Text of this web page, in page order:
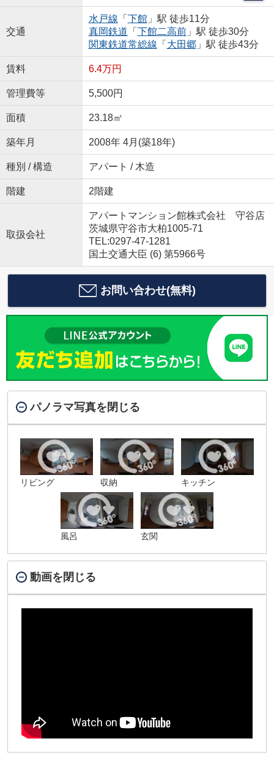
交通
水戸線 「 下館」駅 徒歩11分
真岡鉄道 「 下館二高前」駅 徒歩30分
関東鉄道常総線 「 大田郷」駅 徒歩43分
賃料 6.4万円
管理費等 5,500円
面積 23.18㎡
築年月 2008年 4月(築18年)
種別 / 構造 アパート / 木造
階建 2階建
取扱会社
アパートマンション館株式会社 守谷店
茨城県守谷市大柏1005-71
TEL:0297-47-1281
国土交通大臣 (6) 第5966号
お問い合わせ(無料)
パノラマ写真を閉じる
リビング 収納 キッチン
風呂 玄関
動画を閉じる